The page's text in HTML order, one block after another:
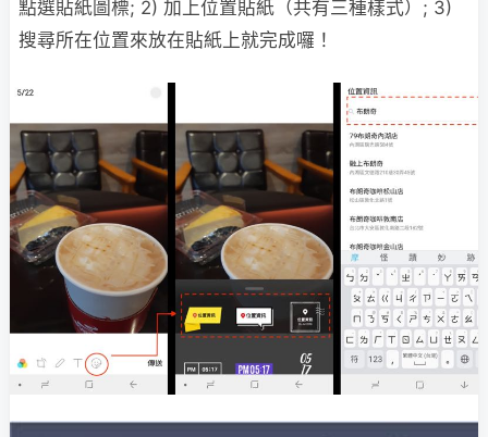
點選貼紙圖標; 2) 加上位置貼紙（共有三種樣式）; 3)
搜尋所在位置來放在貼紙上就完成囉！